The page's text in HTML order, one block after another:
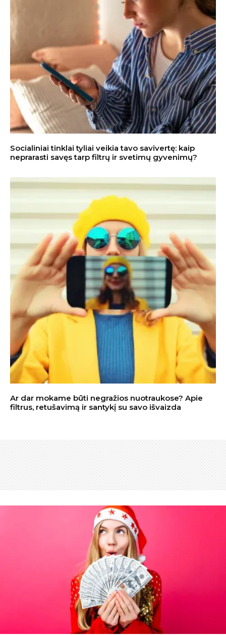
Socialiniai tinklai tyliai veikia tavo savivertę: kaip
neprarasti savęs tarp filtrų ir svetimų gyvenimų?
Ar dar mokame būti negražios nuotraukose? Apie
filtrus, retušavimą ir santykį su savo išvaizda